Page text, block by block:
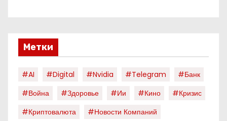
Метки
#AI #digital #nvidia #telegram
#банк
#война
#здоровье #ии #кино
#кризис
#криптовалюта
#новости Компаний